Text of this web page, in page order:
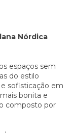
Nórdica
espaços sem
do estilo
sofisticação em
bonita e
composto por